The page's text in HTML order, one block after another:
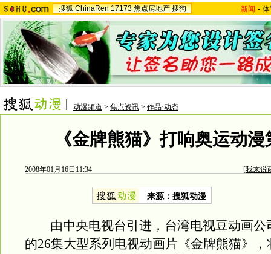
搜狐 ChinaRen 17173 焦点房地产 搜狗 新闻 -
动漫频道 > 焦点资讯 > 作品·动态
《金牌熊猫》打响奥运动
2008年01月16日11:34 [我来说
来源：搜狐动漫
由中央电视台引进，台湾电视豆动画公
的26集大型系列电视动画片《金牌熊猫》，